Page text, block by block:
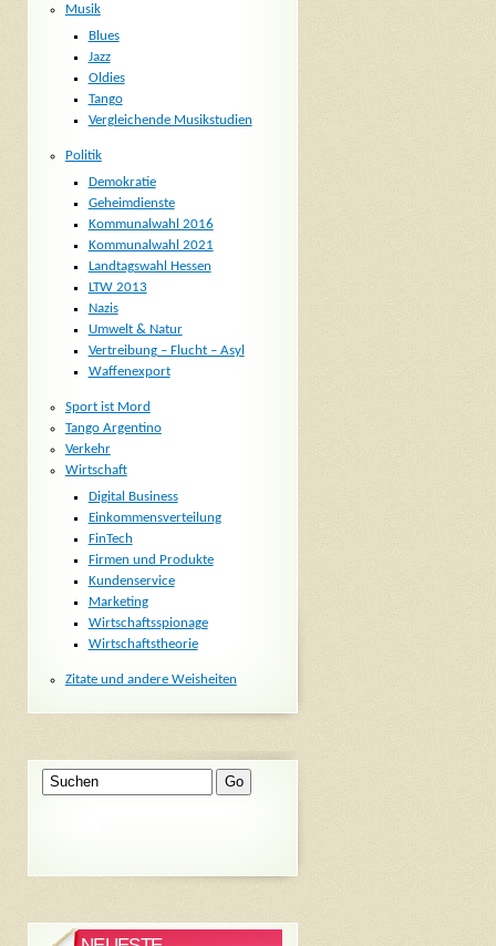
Musik
Blues
Jazz
Oldies
Tango
Vergleichende Musikstudien
Politik
Demokratie
Geheimdienste
Kommunalwahl 2016
Kommunalwahl 2021
Landtagswahl Hessen
LTW 2013
Nazis
Umwelt & Natur
Vertreibung – Flucht – Asyl
Waffenexport
Sport ist Mord
Tango Argentino
Verkehr
Wirtschaft
Digital Business
Einkommensverteilung
FinTech
Firmen und Produkte
Kundenservice
Marketing
Wirtschaftsspionage
Wirtschaftstheorie
Zitate und andere Weisheiten